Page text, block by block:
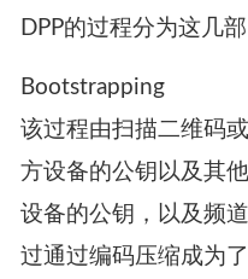
四、Device
每当扫描二维码时都
连接网络的客户端设
DPP的过程分为这几部